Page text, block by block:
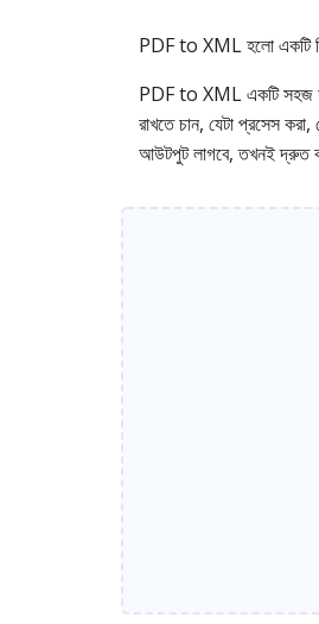
PDF to XML হলো একটি
PDF to XML একটি সহজ
রাখতে চান, যেটা প্রসেস
আউটপুট লাগবে, তখনই দ্রুত